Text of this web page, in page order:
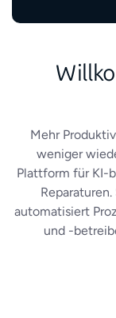
Mehr
weniger
Plattform für KI-
automatisiert
und -